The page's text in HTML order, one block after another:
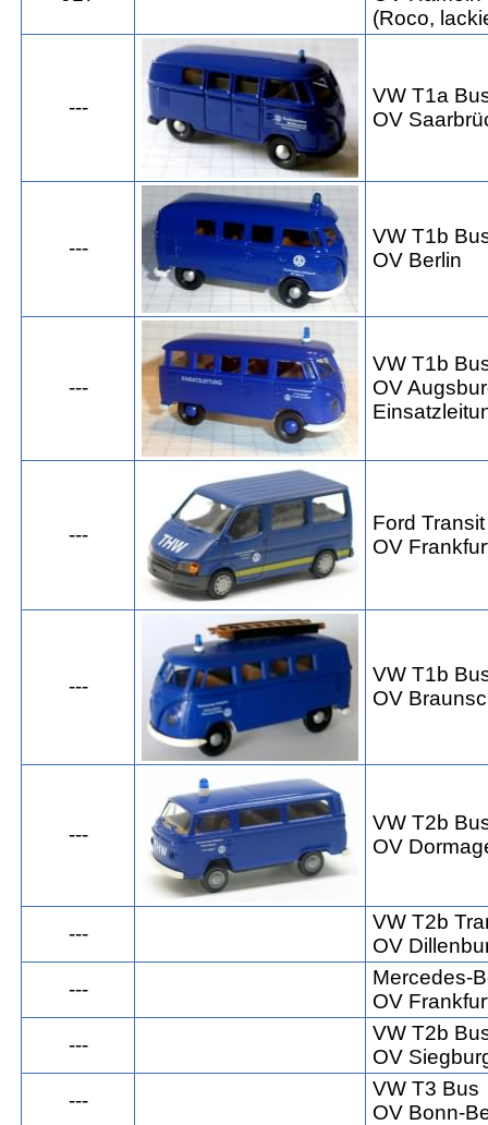
(Roco,
---
VW T1a
OV
---
VW T1b
OV Berlin
---
VW T1b
OV
---
Ford
OV
---
VW T1b
OV
---
VW T2b
OV
---
VW T2b
OV
---
Mercedes-
OV
---
VW T2b
OV
---
VW T3 Bus
OV Bonn-